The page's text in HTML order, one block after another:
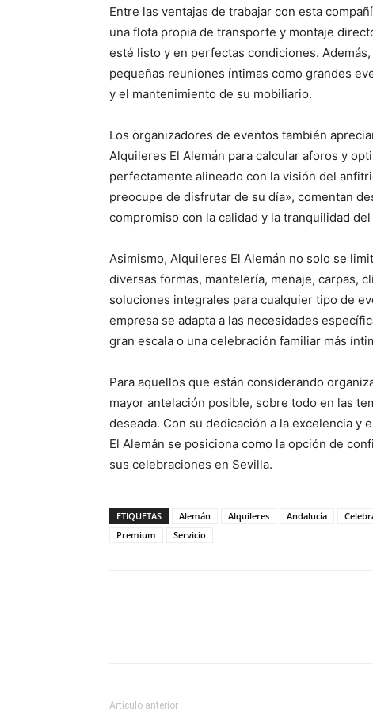
Entre las ventajas de trabajar con esta
una flota propia de transporte y montaje
esté listo y en perfectas condiciones.
pequeñas reuniones íntimas como grandes
y el mantenimiento de su mobiliario.
Los organizadores de eventos también
Alquileres El Alemán para calcular aforos y
perfectamente alineado con la visión del
preocupe de disfrutar de su día», comentan
compromiso con la calidad y la tranquilidad
Asimismo, Alquileres El Alemán no solo se
diversas formas, mantelería, menaje, carpas,
soluciones integrales para cualquier tipo de
empresa se adapta a las necesidades
gran escala o una celebración familiar más
Para aquellos que están considerando
mayor antelación posible, sobre todo en las
deseada. Con su dedicación a la excelencia y
El Alemán se posiciona como la opción de
sus celebraciones en Sevilla.
ETIQUETAS Alemán Alquileres Andalucía
Premium
Servicio
Artículo anterior